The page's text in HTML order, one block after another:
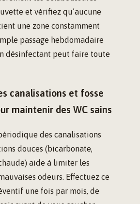
et vérifiez qu’aucune
une zone constamment
passage hebdomadaire
désinfectant peut faire toute
canalisations et fosse
maintenir des WC sains
des canalisations
douces (bicarbonate,
aide à limiter les
odeurs. Effectuez ce
une fois par mois, de